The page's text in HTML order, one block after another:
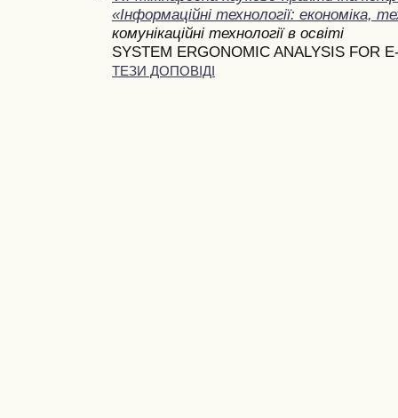
«Інформаційні технології: економіка,
комунікаційні технології в освіті
SYSTEM ERGONOMIC ANALYSIS FOR
ТЕЗИ ДОПОВІДІ